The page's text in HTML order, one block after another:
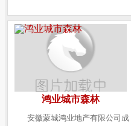
鸿业城市森林
安徽蒙城鸿业地产有限公司成